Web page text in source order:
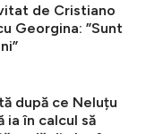
de Cristiano
Georgina: ”Sunt
după ce Neluțu
ia în calcul să